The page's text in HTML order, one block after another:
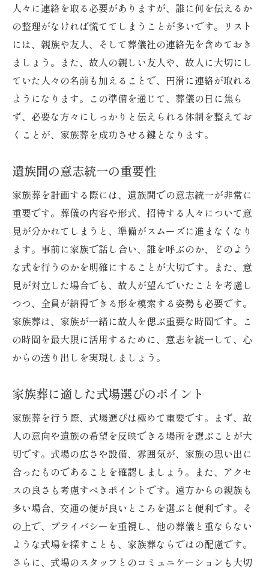
事前に用意しておくべき書類と手続き
香典の渡し方と相場を知って失礼のない対応を
香典の基礎知識と歴史的背景
香典の金額設定のポイント
香典袋の書き方と選び方
香典を渡すタイミングとマナー
香典返しの準備と注意事項
小山市内で利用できる信頼の斎場情報
小山市内の斎場の種類と特徴
市営と民営の斎場の違いを理解する
設備や立地条件による斎場選びのコツ
斎場予約の流れと注意点
斎場でのサービス内容とその確認方法
口コミや評価を参考にした斎場選定
葬儀後の手続きと法要のポイントを押さえよう
葬儀後に必要な役所手続き一覧
法要の種類とその意義を知る
法要に必要な物品と手配方法
宗教別の法要の進め方と注意点
法要後の家族の心のケア方法
人々に連絡を取る必要がありますが、誰に何を伝えるか
の整理がなければ慌ててしまうことが多いです。リスト
には、親族や友人、そして葬儀社の連絡先を含めておき
ましょう。また、故人の親しい友人や、故人に大切にし
ていた人々の名前も加えることで、円滑に連絡が取れる
ようになります。この準備を通じて、葬儀の日に焦ら
ず、必要な方々にしっかりと伝えられる体制を整えてお
くことが、家族葬を成功させる鍵となります。
遺族間の意志統一の重要性
家族葬を計画する際には、遺族間での意志統一が非常に
重要です。葬儀の内容や形式、招待する人々について意
見が分かれてしまうと、準備がスムーズに進まなくなり
ます。事前に家族で話し合い、誰を呼ぶのか、どのよう
な式を行うのかを明確にすることが大切です。また、意
見が対立した場合でも、故人が望んでいたことを考慮し
つつ、全員が納得できる形を模索する姿勢も必要です。
家族葬は、家族が一緒に故人を偲ぶ重要な時間です。こ
の時間を最大限に活用するために、意志を統一して、心
からの送り出しを実現しましょう。
家族葬に適した式場選びのポイント
家族葬を行う際、式場選びは極めて重要です。まず、故
人の意向や遺族の希望を反映できる場所を選ぶことが大
切です。式場の広さや設備、雰囲気が、家族の思い出に
合ったものであることを確認しましょう。また、アクセ
スの良さも考慮すべきポイントです。遠方からの親族も
多い場合、交通の便が良いところを選ぶと便利です。そ
の上で、プライバシーを重視し、他の葬儀と重ならない
ような式場を探すことも、家族葬ならではの配慮です。
さらに、式場のスタッフとのコミュニケーションも大切